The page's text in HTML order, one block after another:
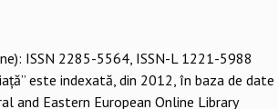
ISSN 2285-5564, ISSN-L 1221-5988
este indexată, din 2012, în baza de date
and Eastern European Online Library